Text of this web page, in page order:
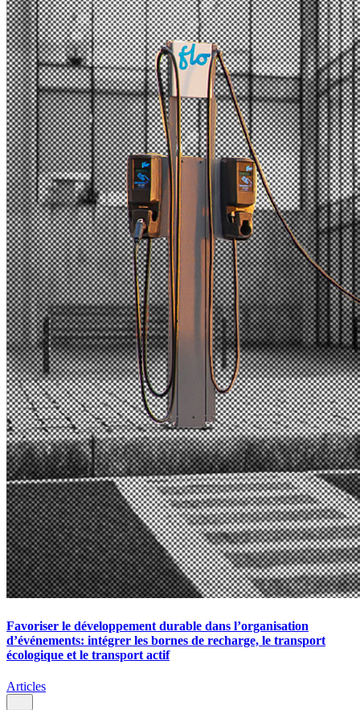
Favoriser le développement durable dans l’organisation
d’événements: intégrer les bornes de recharge, le transport
écologique et le transport actif
Articles